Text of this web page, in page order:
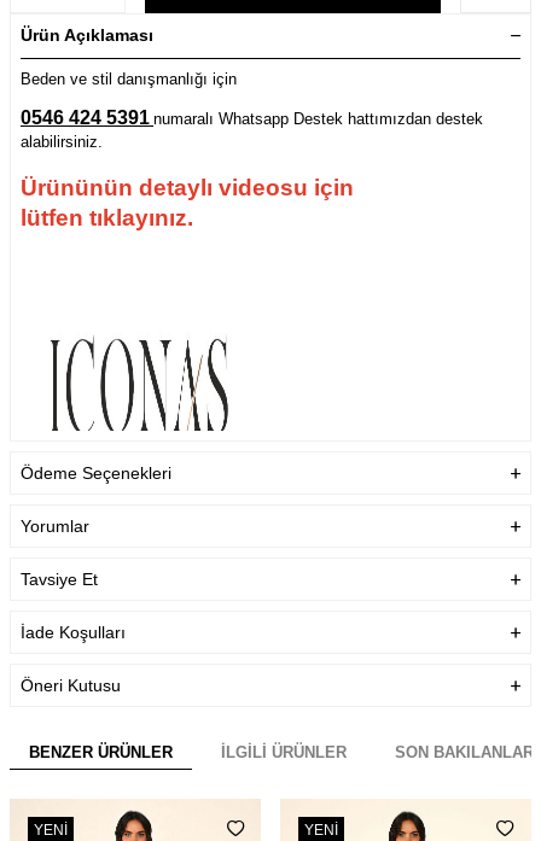
Ürün Açıklaması
Beden ve stil danışmanlığı için
0546 424 5391 numaralı Whatsapp Destek hattımızdan destek
alabilirsiniz.
Ürününün detaylı videosu için
lütfen tıklayınız.
Ödeme Seçenekleri
Yorumlar
Tavsiye Et
İade Koşulları
Öneri Kutusu
BENZER ÜRÜNLER İLGILI ÜRÜNLER SON BAKILANLAR
YENI YENI